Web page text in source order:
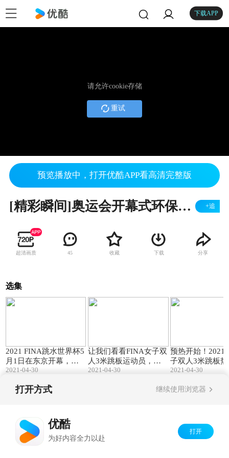
下载APP
请允许cookie存储
重试
预览播放中，打开优酷APP看高清完整版
[精彩瞬间]奥运会开幕式环保主题表演 +追
超清画质 45 收藏 下载 分享
选集
2021 FINA跳水世界杯5
月1日在东京开幕，你
最喜欢的女子10米跳台
2021-04-30
让我们看看FINA女子双
人3米跳板运动员，你
熟悉的都在吗？
2021-04-30
预热开始！
子双人3米跳板
队巡礼
2021-04-30
打开方式 继续使用浏览器
优酷
为好内容全力以赴
打开